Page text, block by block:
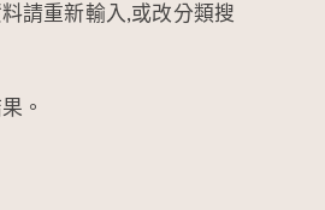
請重新輸入,或改分類搜
。